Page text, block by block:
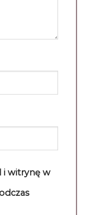
i witrynę w